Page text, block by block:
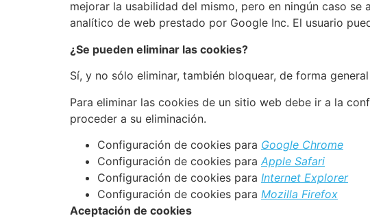
mejorar la usabilidad del mismo, pero en ningún caso
analítico de web prestado por Google Inc. El usuario
¿Se pueden eliminar las cookies?
Sí, y no sólo eliminar, también bloquear, de forma
Para eliminar las cookies de un sitio web debe ir a la
proceder a su eliminación.
Configuración de cookies para Google Chrome
Configuración de cookies para Apple Safari
Configuración de cookies para Internet Explorer
Configuración de cookies para Mozilla Firefox
Aceptación de cookies